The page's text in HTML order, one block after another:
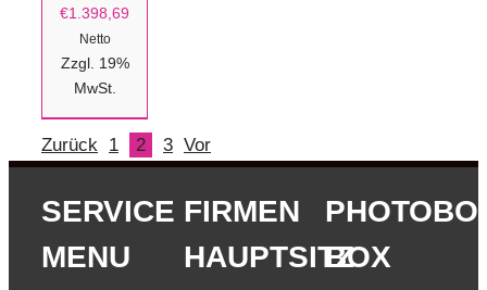
€1.398,69
Netto
Zzgl. 19%
MwSt.
Zurück 1 2 3 Vor
SERVICE
MENU
FIRMEN
HAUPTSITZBOX